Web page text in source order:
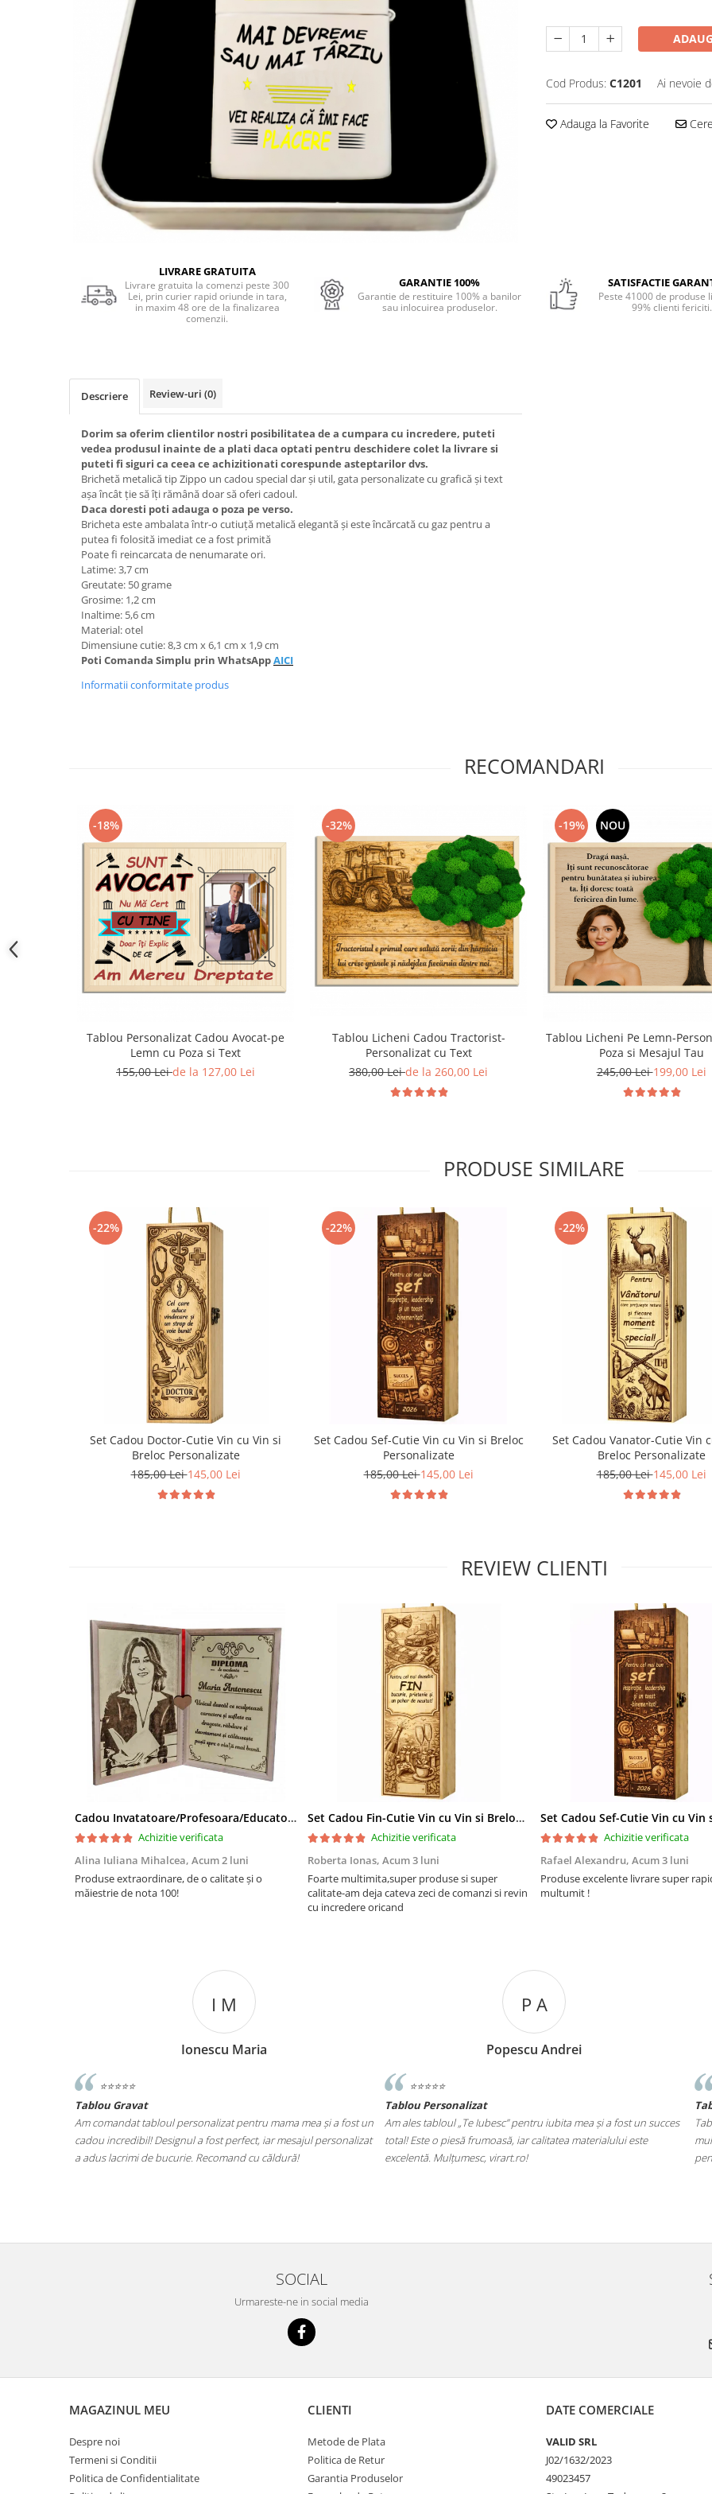
Cadouri Pisici/Câini
Cadouri Meserii&Hobby
Cadouri Apicultori
Cadouri Avocati/Juristi
Cadouri Columbofili
Cadouri Doctori/Asistente
Cadouri Ingineri
Cadouri Pompieri
Cadouri Soferi/Mecanici
Cadouri Stomatologi
Cadouri Stylisti
Cadouri Tractoristi
Cadouri Vanatori/Padurari
Cadre Didactice
Cod Produs: C1201 Ai nevoie
Adauga la Favorite
LIVRARE GRATUITA
Livrare gratuita la comenzi peste 300
Lei, prin curier rapid oriunde in tara,
in maxim 48 ore de la finalizarea
comenzii.
GARANTIE 100%
Garantie de restituire 100% a banilor
sau inlocuirea produselor.
SATISFACTIE
Peste 41000 de produse
99% clienti fericiti.
Descriere Review-uri (0)
Dorim sa oferim clientilor nostri posibilitatea de a cumpara cu incredere, puteti
vedea produsul inainte de a plati daca optati pentru deschidere colet la livrare si
puteti fi siguri ca ceea ce achizitionati corespunde asteptarilor dvs.
Brichetă metalică tip Zippo un cadou special dar și util, gata personalizate cu grafică și text
așa încât ție să îți rămână doar să oferi cadoul.
Daca doresti poti adauga o poza pe verso.
Bricheta este ambalata într-o cutiuță metalică elegantă și este încărcată cu gaz pentru a
putea fi folosită imediat ce a fost primită
Poate fi reincarcata de nenumarate ori.
Latime: 3,7 cm
Greutate: 50 grame
Grosime: 1,2 cm
Inaltime: 5,6 cm
Material: otel
Dimensiune cutie: 8,3 cm x 6,1 cm x 1,9 cm
Poti Comanda Simplu prin WhatsAppAICI
Informatii conformitate produs
RECOMANDARI
-18%
Tablou Personalizat Cadou Avocat-pe
Lemn cu Poza si Text
155,00 Leide la 127,00 Lei
-32%
Tablou Licheni Cadou Tractorist-
Personalizat cu Text
380,00 Leide la 260,00 Lei
-19% NOU
Tablou Licheni Pe Lemn-
Poza si Mesajul Tau
245,00 Lei199,00 Lei
PRODUSE SIMILARE
-22%
Set Cadou Doctor-Cutie Vin cu Vin si
Breloc Personalizate
185,00 Lei145,00 Lei
-22%
Set Cadou Sef-Cutie Vin cu Vin si Breloc
Personalizate
185,00 Lei145,00 Lei
-22%
Set Cadou Vanator-Cutie Vin
Breloc Personalizate
185,00 Lei145,00 Lei
REVIEW CLIENTI
Cadou Invatatoare/Profesoara/Educatoare "Catalogul Amintirilor"
Achizitie verificata
Alina Iuliana Mihalcea, Acum 2 luni
Produse extraordinare, de o calitate și o
măiestrie de nota 100!
Set Cadou Fin-Cutie Vin cu Vin si Breloc Personalizate
Achizitie verificata
Roberta Ionas, Acum 3 luni
Foarte multimita,super produse si super
calitate-am deja cateva zeci de comanzi si revin
cu incredere oricand
Achizitie verificata
Rafael Alexandru, Acum 3 luni
Produse excelente livrare super
multumit !
pentru mama mea și a fost un
a fost perfect, iar mesajul personalizat
Recomand cu căldură!
Am ales tabloul „Te Iubesc” pentru iubita mea și a fost un succes
total! Este o piesă frumoasă, iar calitatea materialului este
excelentă. Mulțumesc, virart.ro!
Tabloul cu 4 poze pentru familia noastră !
mulțumită de livrare și de modul în care
pentru cadouri!
SOCIAL
Urmareste-ne in social media
MAGAZINUL MEU
Despre noi
Termeni si Conditii
Politica de Confidentialitate
CLIENTI
Metode de Plata
Politica de Retur
Garantia Produselor
DATE COMERCIALE
VALID SRL
J02/1632/2023
49023457